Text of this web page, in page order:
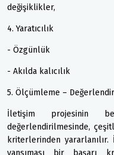
değişiklikler,
4. Yaratıcılık
- Özgünlük
- Akılda kalıcılık
5. Ölçümleme –
İletişim projesinin
değerlendirilmesinde,
kriterlerinden
yansıması bir başarı